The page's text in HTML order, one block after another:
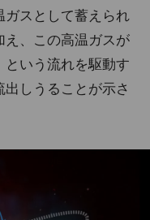
ガスとして蓄えられ
え、この高温ガスが
という流れを駆動す
しうることが示さ